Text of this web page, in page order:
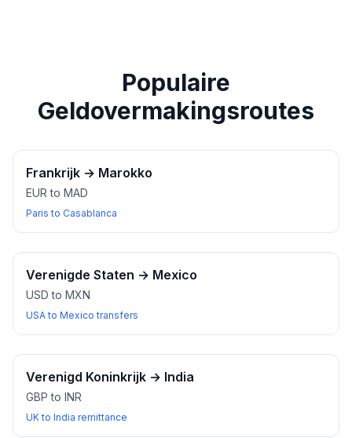
Populaire
Geldovermakingsroutes
Frankrijk → Marokko
EUR to MAD
Paris to Casablanca
Verenigde Staten → Mexico
USD to MXN
USA to Mexico transfers
Verenigd Koninkrijk → India
GBP to INR
UK to India remittance